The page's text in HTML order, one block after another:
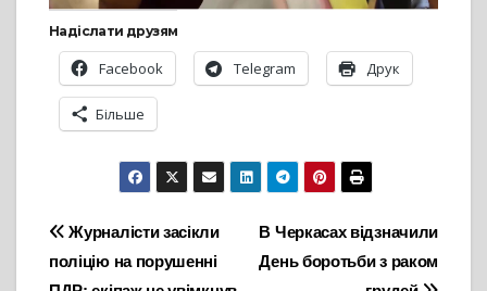
Надіслати друзям
Facebook Telegram Друк
Більше
Навігація
В Черкасах відзначили
День боротьби з раком
Журналісти засікли
поліцію на порушенні